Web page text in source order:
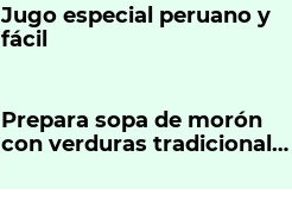
Jugo especial peruano y
fácil
Prepara sopa de morón
con verduras tradicional